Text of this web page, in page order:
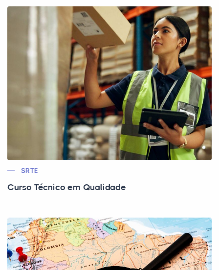
SRTE
Curso Técnico em Qualidade